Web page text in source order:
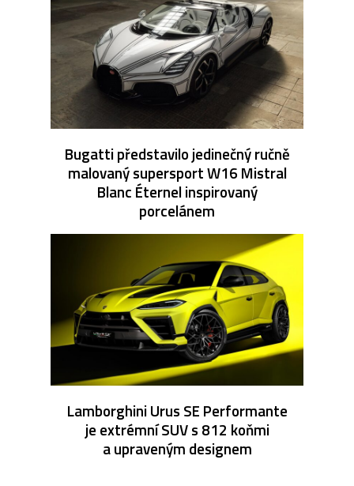
Bugatti představilo jedinečný ručně
malovaný supersport W16 Mistral
Blanc Éternel inspirovaný
porcelánem
Lamborghini Urus SE Performante
je extrémní SUV s 812 koňmi
a upraveným designem